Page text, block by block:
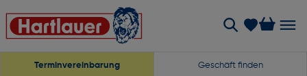
Terminvereinbarung Geschäft finden